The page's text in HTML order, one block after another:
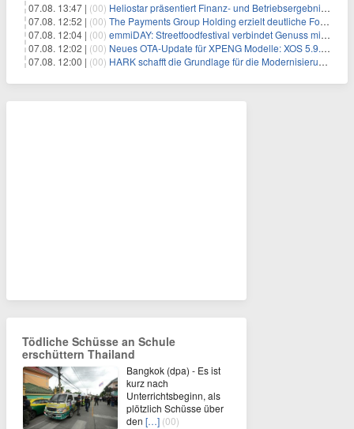
07.08. 13:47 | (00) Heliostar präsentiert Finanz- und Betriebsergebnis für das zweite Quartal 2026 mit Goldproduktion und Barreserven in Rekordhöhe
07.08. 12:52 | (00) The Payments Group Holding erzielt deutliche Fortschritte bei ihren AI-Projekten
07.08. 12:04 | (00) emmiDAY: Streetfoodfestival verbindet Genuss mit Engagement gegen Brustkrebs
07.08. 12:02 | (00) Neues OTA-Update für XPENG Modelle: XOS 5.9.5 erweitert Sicherheits-, Lade- und Komfortfunktionen
07.08. 12:00 | (00) HARK schafft die Grundlage für die Modernisierung seiner IBM i-Anwendungen
Tödliche Schüsse an Schule
erschüttern Thailand
Bangkok (dpa) - Es ist
kurz nach
Unterrichtsbeginn, als
plötzlich Schüsse über
den […] (00)